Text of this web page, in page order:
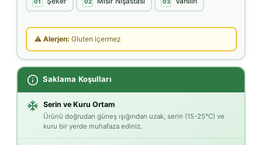
01 02 03
⚠ Alerjen: Gluten içermez
Saklama Koşulları
Serin ve Kuru Ortam
Ürünü doğrudan güneş ışığından uzak, serin (15-25°C) ve
kuru bir yerde muhafaza ediniz.